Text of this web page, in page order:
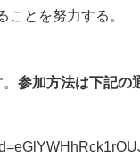
とを努力する。
参加方法は下記の